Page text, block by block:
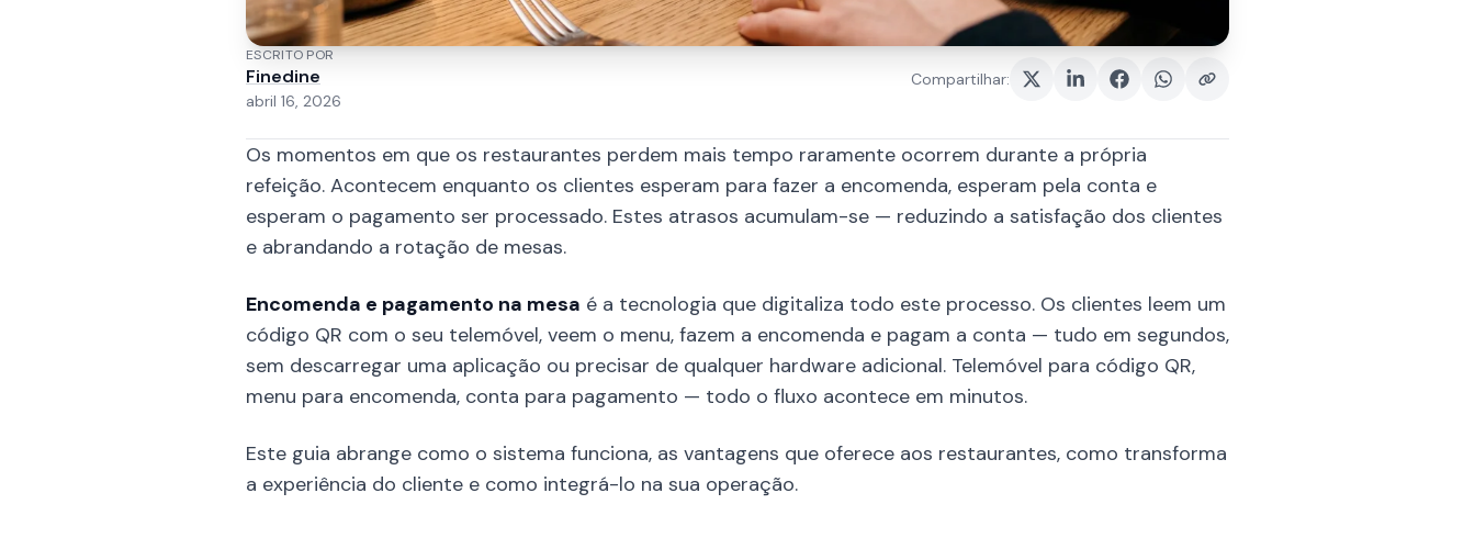
ESCRITO POR
Finedine
abril 16, 2026
Compartilhar:
Os momentos em que os restaurantes perdem mais tempo raramente ocorrem durante a própria
refeição. Acontecem enquanto os clientes esperam para fazer a encomenda, esperam pela conta e
esperam o pagamento ser processado. Estes atrasos acumulam-se — reduzindo a satisfação dos clientes
e abrandando a rotação de mesas.
Encomenda e pagamento na mesa é a tecnologia que digitaliza todo este processo. Os clientes leem um
código QR com o seu telemóvel, veem o menu, fazem a encomenda e pagam a conta — tudo em segundos,
sem descarregar uma aplicação ou precisar de qualquer hardware adicional. Telemóvel para código QR,
menu para encomenda, conta para pagamento — todo o fluxo acontece em minutos.
Este guia abrange como o sistema funciona, as vantagens que oferece aos restaurantes, como transforma
a experiência do cliente e como integrá-lo na sua operação.